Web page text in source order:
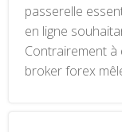
passerelle
en ligne
Contrairement à
broker forex